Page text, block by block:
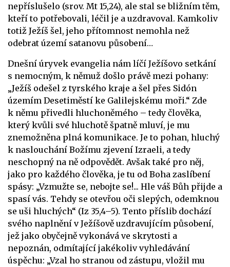
nepříslušelo (srov. Mt 15,24), ale stal se bližním těm,
kteří to potřebovali, léčil je a uzdravoval. Kamkoliv
totiž Ježíš šel, jeho přítomnost nemohla než
odebrat území satanovu působení…
Dnešní úryvek evangelia nám líčí Ježíšovo setkání
s nemocným, k němuž došlo právě mezi pohany:
„Ježíš odešel z tyrského kraje a šel přes Sidón
územím Desetiměstí ke Galilejskému moři.“ Zde
k němu přivedli hluchoněmého – tedy člověka,
který kvůli své hluchotě špatně mluví, je mu
znemožněna plná komunikace. Je to pohan, hluchý
k naslouchání Božímu zjevení Izraeli, a tedy
neschopný na ně odpovědět. Avšak také pro něj,
jako pro každého člověka, je tu od Boha zaslíbení
spásy: „Vzmužte se, nebojte se!... Hle váš Bůh přijde a
spasí vás. Tehdy se otevřou oči slepých, odemknou
se uši hluchých“ (Iz 35,4–5). Tento příslib dochází
svého naplnění v Ježíšově uzdravujícím působení,
jež jako obyčejně vykonává ve skrytosti a
nepoznán, odmítající jakékoliv vyhledávání
úspěchu: „Vzal ho stranou od zástupu, vložil mu